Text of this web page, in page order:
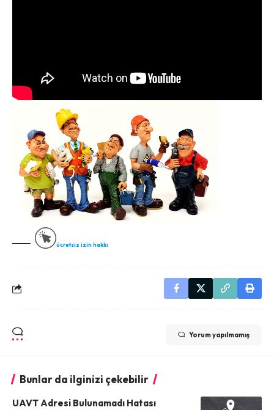
ücretsiz izin hakkı
Yorum yapılmamış
Bunlar da ilginizi çekebilir
UAVT Adresi Bulunamadı Hatası